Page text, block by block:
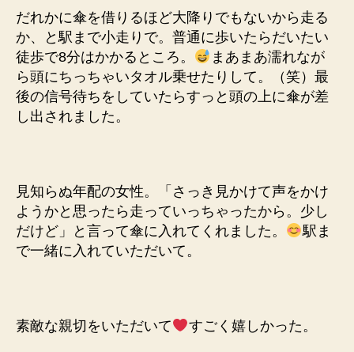
だれかに傘を借りるほど大降りでもないから走る
か、と駅まで小走りで。普通に歩いたらだいたい
徒歩で8分はかかるところ。
まあまあ濡れなが
ら頭にちっちゃいタオル乗せたりして。（笑）最
後の信号待ちをしていたらすっと頭の上に傘が差
し出されました。
見知らぬ年配の女性。「さっき見かけて声をかけ
ようかと思ったら走っていっちゃったから。少し
だけど」と言って傘に入れてくれました。
駅ま
で一緒に入れていただいて。
素敵な親切をいただいて すごく嬉しかった。